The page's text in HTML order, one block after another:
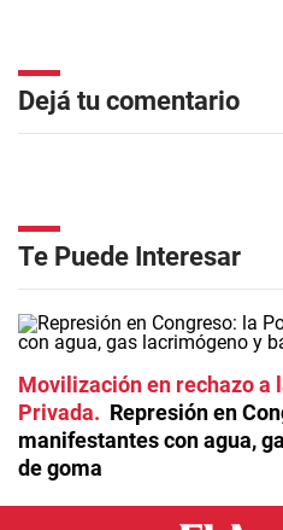
Dejá tu comentario
Te Puede Interesar
Movilización en rechazo a
Privada
Represión en
manifestantes con agua,
de goma